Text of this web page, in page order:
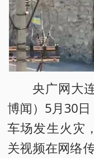
央广网大
博闻）5月30
车场发生火灾
关视频在网络